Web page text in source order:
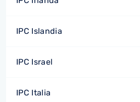
IPC Islandia
IPC Israel
IPC Italia